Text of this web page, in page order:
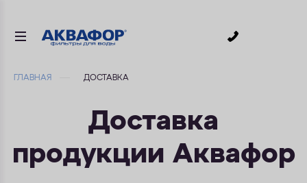
СМЕННЫЕ МОДУЛИ
ДЛЯ ВАННОЙ
ГЛАВНАЯ ДОСТАВКА
Доставка
продукции Аквафор